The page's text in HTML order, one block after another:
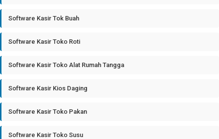
Software Kasir Tok Buah
Software Kasir Toko Roti
Software Kasir Toko Alat Rumah Tangga
Software Kasir Kios Daging
Software Kasir Toko Pakan
Software Kasir Toko Susu